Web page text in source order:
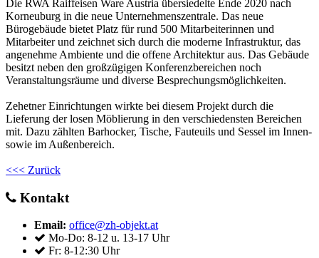
Die RWA Raiffeisen Ware Austria übersiedelte Ende 2020 nach
Korneuburg in die neue Unternehmenszentrale. Das neue
Bürogebäude bietet Platz für rund 500 Mitarbeiterinnen und
Mitarbeiter und zeichnet sich durch die moderne Infrastruktur, das
angenehme Ambiente und die offene Architektur aus. Das Gebäude
besitzt neben den großzügigen Konferenzbereichen noch
Veranstaltungsräume und diverse Besprechungsmöglichkeiten.
Zehetner Einrichtungen wirkte bei diesem Projekt durch die
Lieferung der losen Möblierung in den verschiedensten Bereichen
mit. Dazu zählten Barhocker, Tische, Fauteuils und Sessel im Innen-
sowie im Außenbereich.
<<< Zurück
Kontakt
Email: office@zh-objekt.at
Mo-Do: 8-12 u. 13-17 Uhr
Fr: 8-12:30 Uhr